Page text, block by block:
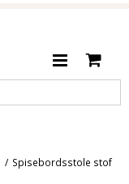
/ Spisebordsstole stof